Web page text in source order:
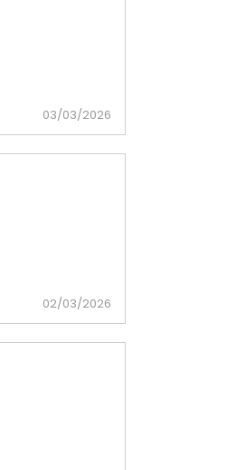
03/03/2026
02/03/2026